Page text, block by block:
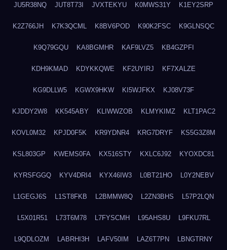
JU5R38NQ JUT8T73I JVXTEKYU K0MWS31Y K1EY2SRP
K2Z766JH K7K3QCML K8BV6POD K90K2FSC K9GLNSQC
K9Q79GQU KA8BGMHR KAF9LVZ5 KB4GZPFI
KDH9KMAD KDYKKQWE KF2UYIRJ KF7XALZE
KG9DLLW5 KGWX9HKW KI5WJFKX KJ08V73F
KJDDY2W8 KK545ABY KLIWWZOB KLMYKIMZ KLT1PAC2
KOVL0M32 KPJD0F5K KR9YDNR4 KRG7DRYF KS5G3Z8M
KSL803GP KWEMS0FA KX516STY KXLC6J92 KYOXDC81
KYRSFGGQ KYV4DRI4 KYX46IW3 L0BT21HO L0Y2NEBV
L1GEGJ6S L1ST8FKB L2BMMW8Q L2ZN3BHS L57P2LQN
L5X01R51 L73T6M78 L7FYSCMH L95AHS8U L9FKU7RL
L9QDLOZM LABRHI3H LAFV50IM LAZ6T7PN LBNGTRNY